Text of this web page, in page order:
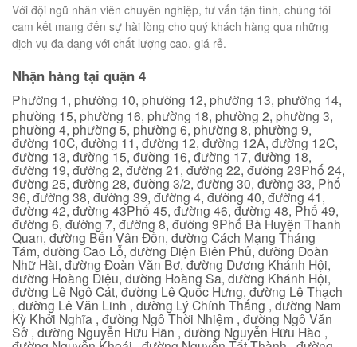
Với đội ngũ nhân viên chuyên nghiệp, tư vấn tận tình, chúng tôi
cam kết mang đến sự hài lòng cho quý khách hàng qua những
dịch vụ đa dạng với chất lượng cao, giá rẻ.
Nhận hàng tại quận 4
Phường 1, phường 10, phường 12, phường 13, phường 14,
phường 15, phường 16, phường 18, phường 2, phường 3,
phường 4, phường 5, phường 6, phường 8, phường 9,
đường 10C, đường 11, đường 12, đường 12A, đường 12C,
đường 13, đường 15, đường 16, đường 17, đường 18,
đường 19, đường 2, đường 21, đường 22, đường 23Phố 24,
đường 25, đường 28, đường 3/2, đường 30, đường 33, Phố
36, đường 38, đường 39, đường 4, đường 40, đường 41,
đường 42, đường 43Phố 45, đường 46, đường 48, Phố 49,
đường 6, đường 7, đường 8, đường 9Phố Bà Huyện Thanh
Quan, đường Bến Vân Đồn, đường Cách Mạng Tháng
Tám, đường Cao Lỗ, đường Điện Biên Phủ, đường Đoàn
Nhữ Hài, đường Đoàn Văn Bơ, đường Dương Khánh Hội,
đường Hoàng Diệu, đường Hoàng Sa, đường Khánh Hội,
đường Lê Ngô Cát, đường Lê Quốc Hưng, đường Lê Thạch
, đường Lê Văn Linh , đường Lý Chính Thắng , đường Nam
Kỳ Khởi Nghĩa , đường Ngô Thời Nhiệm , đường Ngô Văn
Sở , đường Nguyễn Hữu Hãn , đường Nguyễn Hữu Hào ,